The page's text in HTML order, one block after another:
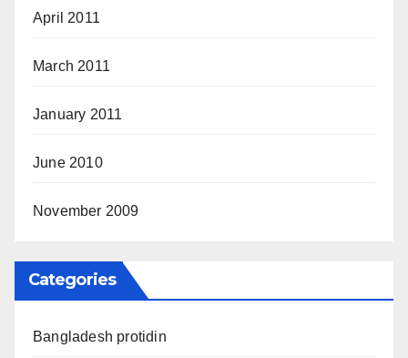
April 2011
March 2011
January 2011
June 2010
November 2009
Categories
Bangladesh protidin